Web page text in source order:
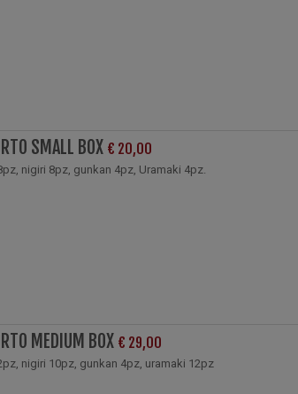
SMALL BOX € 20,00
nigiri 8pz, gunkan 4pz, Uramaki 4pz.
MEDIUM BOX € 29,00
nigiri 10pz, gunkan 4pz, uramaki 12pz